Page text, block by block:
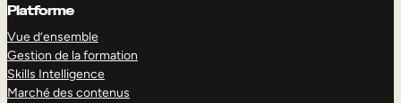
Platforme
Vue d’ensemble
Gestion de la formation
Skills Intelligence
Marché des contenus